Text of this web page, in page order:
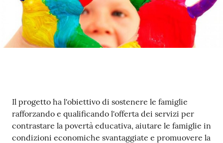
Tutti
gli
argomenti...
su
Contenuto
Il progetto ha l'obiettivo di sostenere le famiglie
rafforzando e qualificando l'offerta dei servizi per
contrastare la povertà educativa, aiutare le famiglie in
condizioni economiche svantaggiate e promuovere la